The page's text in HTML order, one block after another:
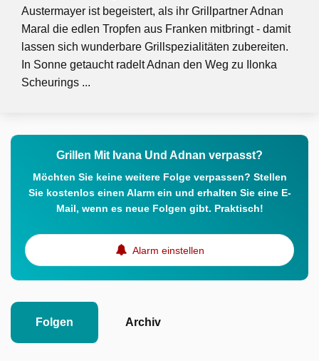
Austermayer ist begeistert, als ihr Grillpartner Adnan
Maral die edlen Tropfen aus Franken mitbringt - damit
lassen sich wunderbare Grillspezialitäten zubereiten.
In Sonne getaucht radelt Adnan den Weg zu Ilonka
Scheurings ...
Grillen Mit Ivana Und Adnan verpasst?
Möchten Sie keine weitere Folge verpassen? Stellen
Sie kostenlos einen Alarm ein und erhalten Sie eine E-
Mail, wenn es neue Folgen gibt. Praktisch!
Alarm einstellen
Folgen Archiv